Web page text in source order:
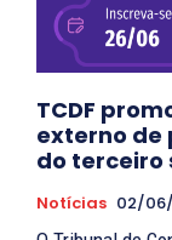
TCDF
externo de
do terceiro
Notícias 02/